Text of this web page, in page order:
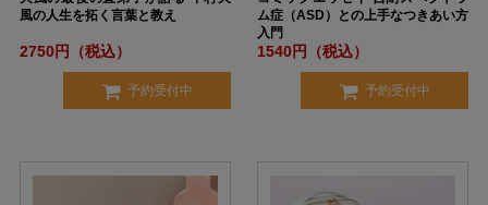
風の人生を拓く言葉と教え
2750円（税込）
予約受付中
ム症（ASD）との上手なつきあい方
入門
1540円（税込）
予約受付中